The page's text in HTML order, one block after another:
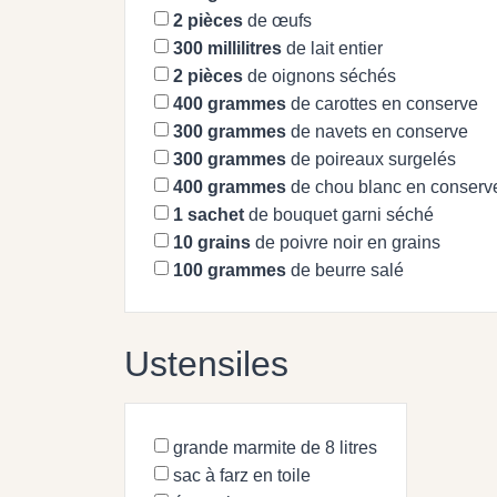
2 pièces de œufs
300 millilitres de lait entier
2 pièces de oignons séchés
400 grammes de carottes en conserve
300 grammes de navets en conserve
300 grammes de poireaux surgelés
400 grammes de chou blanc en
1 sachet de bouquet garni séché
10 grains de poivre noir en grains
100 grammes de beurre salé
Ustensiles
grande marmite de 8 litres
sac à farz en toile